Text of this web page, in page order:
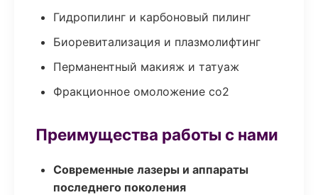
Гидропилинг и карбоновый пилинг
Биоревитализация и плазмолифтинг
Перманентный макияж и татуаж
Фракционное омоложение co2
Преимущества работы с нами
Современные лазеры и аппараты
последнего поколения